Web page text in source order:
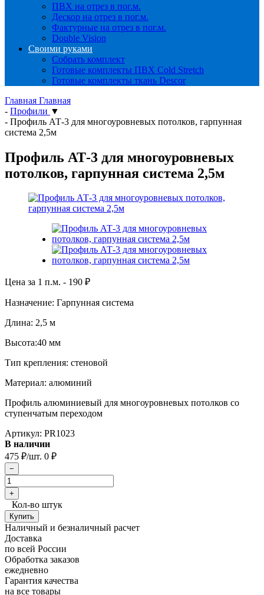
ПВХ на отрез в пог.м.
Дескор на отрез в пог.м.
Фактурные на отрез в пог.м.
Double Vision
Своими руками
Собрать комплект
Готовые комплекты ПВХ Cold Stretch
Готовые комплекты ткань Descor
Главная Главная
- Профили ▼
- Профиль АТ-3 для многоуровневых потолков, гарпунная
система 2,5м
Профиль АТ-3 для многоуровневых
потолков, гарпунная система 2,5м
Цена за 1 п.м. - 190 ₽
Назначение: Гарпунная система
Длина: 2,5 м
Высота:40 мм
Тип крепления: стеновой
Материал: алюминий
Профиль алюминиевый для многоуровневых потолков со
ступенчатым переходом
Артикул: PR1023
В наличии
475 ₽/шт. 0 ₽
Кол-во штук
Наличный и безналичный расчет
Доставка
по всей России
Обработка заказов
ежедневно
Гарантия качества
на все товары